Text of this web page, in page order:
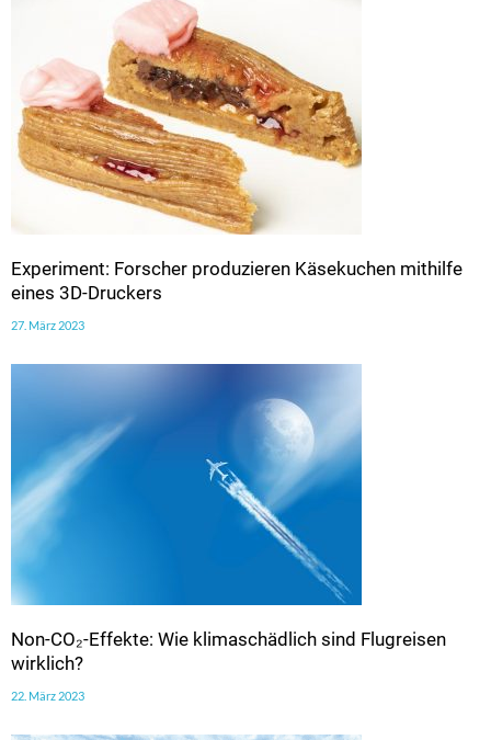
Experiment: Forscher produzieren Käsekuchen mithilfe
eines 3D-Druckers
27. März 2023
Non-CO₂-Effekte: Wie klimaschädlich sind Flugreisen
wirklich?
22. März 2023